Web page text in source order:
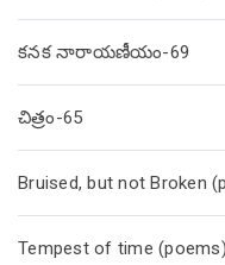
కనక నారాయణీయం-69
చిత్రం-65
Bruised, but not Broken
Tempest of time (poems)